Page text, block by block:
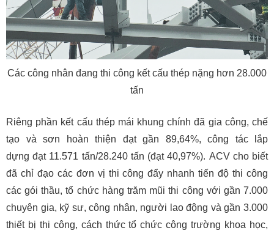
Các công nhân đang thi công kết cấu thép nặng hơn 28.000
tấn
Riêng phần kết cấu thép mái khung chính đã gia công, chế
tạo và sơn hoàn thiện đạt gần 89,64%, công tác lắp
dựng đạt 11.571 tấn/28.240 tấn (đạt 40,97%). ACV cho biết
đã chỉ đạo các đơn vị thi công đẩy nhanh tiến độ thi công
các gói thầu, tổ chức hàng trăm mũi thi công với gần 7.000
chuyên gia, kỹ sư, công nhân, người lao động và gần 3.000
thiết bị thi công, cách thức tổ chức công trường khoa học,